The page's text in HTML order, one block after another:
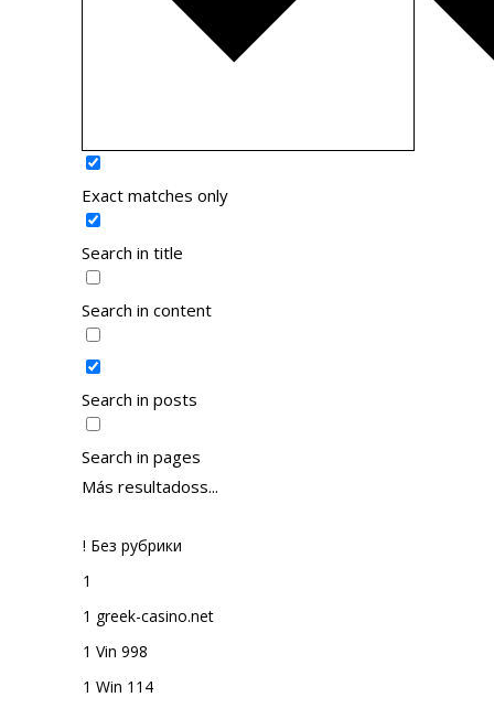
Exact matches only
Search in title
Search in content
Search in posts
Search in pages
Más resultadoss...
! Без рубрики
1
1 greek-casino.net
1 Vin 998
1 Win 114